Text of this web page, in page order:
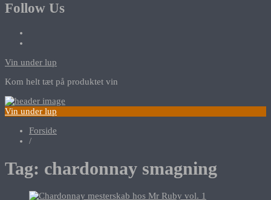
Follow Us
Vin under lup
Kom helt tæt på produktet vin
Vin under lup
Forside
/
Tag: chardonnay smagning